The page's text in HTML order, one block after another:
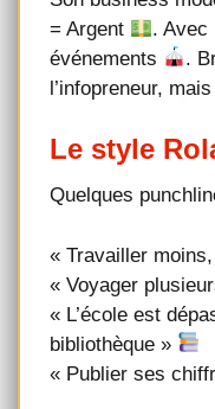
= Argent
. Avec
événements
.
l’infopreneur,
Le style
Quelques
« Travailler
« Voyager
« L’école est
bibliothèque »
« Publier ses